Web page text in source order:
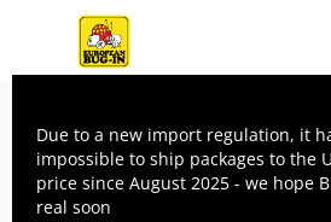
contentDue to a new import regulation, it
impossible to ship packages to the
price since August 2025 - we hope
real soon